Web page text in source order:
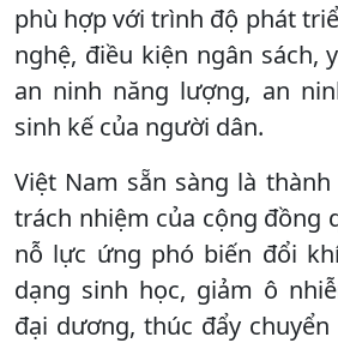
phù hợp với trình độ phát
nghệ, điều kiện ngân sách,
an ninh năng lượng, an
sinh kế của người dân.
Việt Nam sẵn sàng là
trách nhiệm của cộng đồng
nỗ lực ứng phó biến đổi
dạng sinh học, giảm ô
đại dương, thúc đẩy